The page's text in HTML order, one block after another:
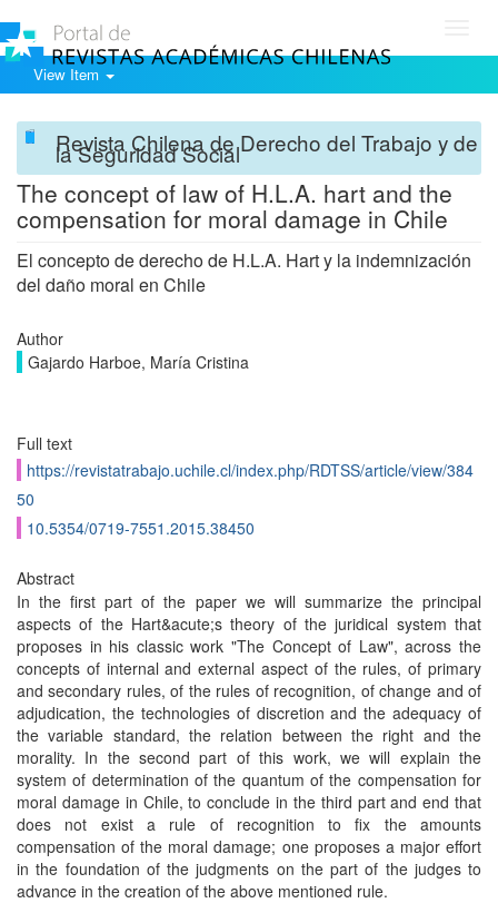
View Item
Revista Chilena de Derecho del Trabajo y de
la Seguridad Social
The concept of law of H.L.A. hart and the
compensation for moral damage in Chile
El concepto de derecho de H.L.A. Hart y la indemnización
del daño moral en Chile
Author
Gajardo Harboe, María Cristina
Full text
https://revistatrabajo.uchile.cl/index.php/RDTSS/article/view/384
50
10.5354/0719-7551.2015.38450
Abstract
In the first part of the paper we will summarize the principal
aspects of the Hart&acute;s theory of the juridical system that
proposes in his classic work "The Concept of Law", across the
concepts of internal and external aspect of the rules, of primary
and secondary rules, of the rules of recognition, of change and of
adjudication, the technologies of discretion and the adequacy of
the variable standard, the relation between the right and the
morality. In the second part of this work, we will explain the
system of determination of the quantum of the compensation for
moral damage in Chile, to conclude in the third part and end that
does not exist a rule of recognition to fix the amounts
compensation of the moral damage; one proposes a major effort
in the foundation of the judgments on the part of the judges to
advance in the creation of the above mentioned rule.